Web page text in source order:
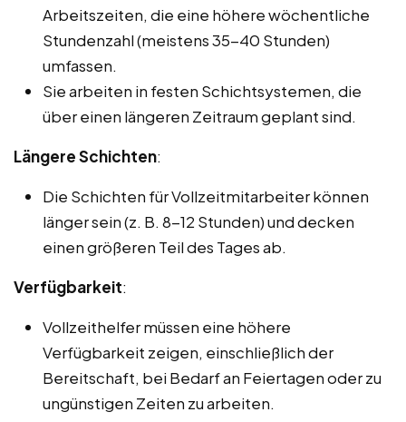
Arbeitszeiten, die eine höhere wöchentliche
Stundenzahl (meistens 35-40 Stunden)
umfassen.
Sie arbeiten in festen Schichtsystemen, die
über einen längeren Zeitraum geplant sind.
Längere Schichten:
Die Schichten für Vollzeitmitarbeiter können
länger sein (z. B. 8-12 Stunden) und decken
einen größeren Teil des Tages ab.
Verfügbarkeit:
Vollzeithelfer müssen eine höhere
Verfügbarkeit zeigen, einschließlich der
Bereitschaft, bei Bedarf an Feiertagen oder zu
ungünstigen Zeiten zu arbeiten.